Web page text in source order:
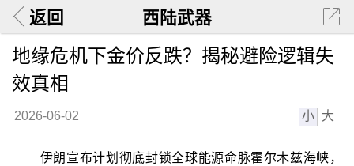
返回 西陆武器
地缘危机下金价反跌？揭秘避险逻辑失
效真相
2026-06-02 小 大
伊朗宣布计划彻底封锁全球能源命脉霍尔木兹海峡，